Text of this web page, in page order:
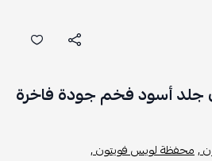
أسود فخم جودة فاخرة
,محفظة لويس فويتون ,